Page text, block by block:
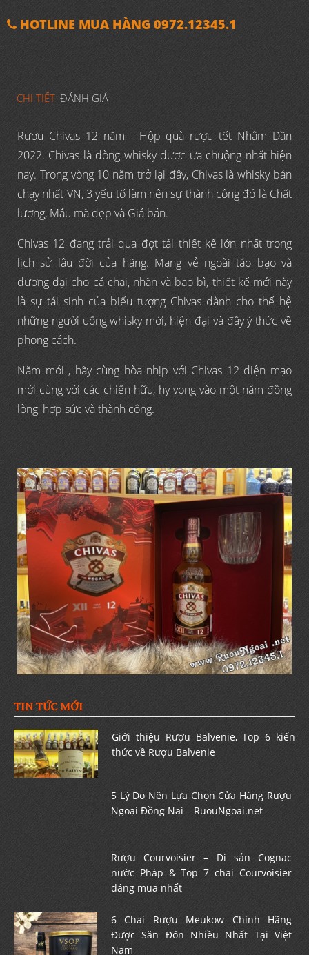
HOTLINE MUA HÀNG 0972.12345.1
CHI TIẾT ĐÁNH GIÁ
Rượu Chivas 12 năm - Hộp quà rượu tết Nhâm Dần
2022. Chivas là dòng whisky được ưa chuộng nhất hiện
nay. Trong vòng 10 năm trở lại đây, Chivas là whisky bán
chạy nhất VN, 3 yếu tố làm nên sự thành công đó là Chất
lượng, Mẫu mã đẹp và Giá bán.
Chivas 12 đang trải qua đợt tái thiết kế lớn nhất trong
lịch sử lâu đời của hãng. Mang vẻ ngoài táo bạo và
đương đại cho cả chai, nhãn và bao bì, thiết kế mới này
là sự tái sinh của biểu tượng Chivas dành cho thế hệ
những người uống whisky mới, hiện đại và đầy ý thức về
phong cách.
Năm mới , hãy cùng hòa nhịp với Chivas 12 diện mạo
mới cùng với các chiến hữu, hy vọng vào một năm đồng
lòng, hợp sức và thành công.
TIN TỨC MỚI
Giới thiệu Rượu Balvenie, Top 6 kiến
thức về Rượu Balvenie
5 Lý Do Nên Lựa Chọn Cửa Hàng Rượu
Ngoại Đồng Nai – RuouNgoai.net
Rượu Courvoisier – Di sản Cognac
nước Pháp & Top 7 chai Courvoisier
đáng mua nhất
6 Chai Rượu Meukow Chính Hãng
Được Săn Đón Nhiều Nhất Tại Việt
Nam